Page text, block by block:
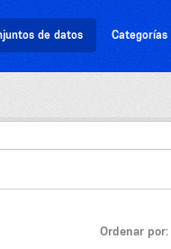
de datos Categorías
Ordenar por